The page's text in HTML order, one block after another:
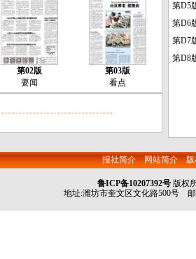
第02版
要闻
第03版
看点
第D5
第D6
第D7
第D8
报社简介 网站简介
鲁ICP备10207392号 版权
地址:潍坊市奎文区文化路500号 邮